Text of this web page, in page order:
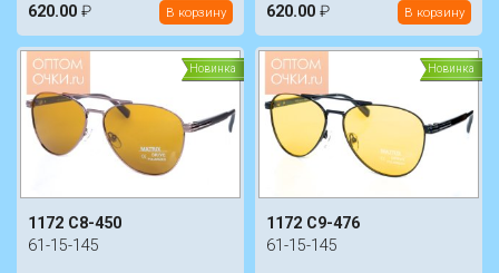
620.00 ₽ В корзину 620.00 ₽ В корзину
Новинка
1172 C8-450
61-15-145
Новинка
1172 C9-476
61-15-145